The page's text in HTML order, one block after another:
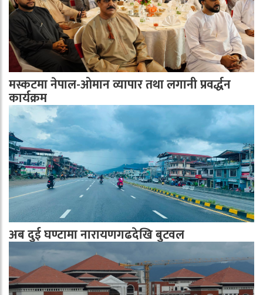
मस्कटमा नेपाल-ओमान व्यापार तथा लगानी प्रवर्द्धन
कार्यक्रम
अब दुई घण्टामा नारायणगढदेखि बुटवल